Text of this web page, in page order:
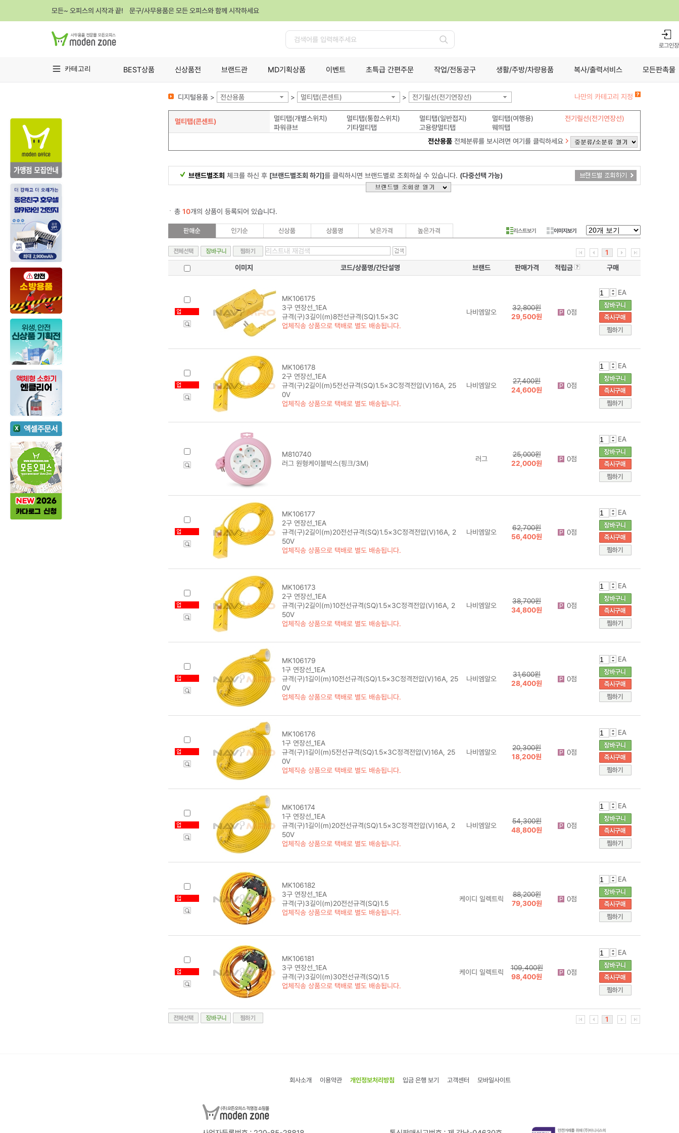
모든~ 오피스의 시작과 끝! 문구/사무용품은 모든 오피스와 함께 시작하세요
검
로그인
카테고리 BEST상품 신상품전 브랜드관 MD기획상품 이벤트 초특급 간편주문 작업/전동공구 생활/주방/차량용품 복사/출력서비스 모든판촉물
디지털용품 > 전산용품 > 멀티탭(콘센트) > 전기릴선(전기연장선) 나만의 카테고리 지정
멀티탭(콘센트) 멀티탭(개별스위치) 멀티탭(통합스위치) 멀티탭(일반접지) 멀티탭(여행용)
전기릴선(전기연장선)
파워큐브
기타멀티탭 고용량멀티탭
웨띄탭
전산용품전체분류를 보시려면 여기를 클릭하세요
브랜드별조회 체크를 하신 후 [브랜드별조회 하기]를 클릭하시면 브랜드별로 조회하실 수 있습니다. (다중선택 가능)
총 10개의 상품이 등록되어 있습니다.
리스트보기 이미지보기
1
이미지
코드/상품명/간단설명 브랜드 판매가격 적립금 구매
MK106175
3구 연장선_1EA
규격(구)3길이(m)8전선규격(SQ)1.5×3C
업체직송 상품으로 택배로 별도 배송됩니다.
나비엠알오
32,800원
29,500원
0점
EA
MK106178
2구 연장선_1EA
규격(구)2길이(m)5전선규격(SQ)1.5×3C정격전압(V)16A, 25
0V
업체직송 상품으로 택배로 별도 배송됩니다.
나비엠알오
27,400원
24,600원
0점
EA
M810740
러그 원형케이블박스(핑크/3M)
러그
25,000원
22,000원
0점
EA
MK106177
2구 연장선_1EA
규격(구)2길이(m)20전선규격(SQ)1.5×3C정격전압(V)16A, 2
50V
업체직송 상품으로 택배로 별도 배송됩니다.
나비엠알오
62,700원
56,400원
0점
EA
MK106173
2구 연장선_1EA
규격(구)2길이(m)10전선규격(SQ)1.5×3C정격전압(V)16A, 2
50V
업체직송 상품으로 택배로 별도 배송됩니다.
나비엠알오
38,700원
34,800원
0점
EA
MK106179
1구 연장선_1EA
규격(구)1길이(m)10전선규격(SQ)1.5×3C정격전압(V)16A, 25
0V
업체직송 상품으로 택배로 별도 배송됩니다.
나비엠알오
31,600원
28,400원
0점
EA
MK106176
1구 연장선_1EA
규격(구)1길이(m)5전선규격(SQ)1.5×3C정격전압(V)16A, 25
0V
업체직송 상품으로 택배로 별도 배송됩니다.
나비엠알오
20,300원
18,200원
0점
EA
MK106174
1구 연장선_1EA
규격(구)1길이(m)20전선규격(SQ)1.5×3C정격전압(V)16A, 2
50V
업체직송 상품으로 택배로 별도 배송됩니다.
나비엠알오
54,300원
48,800원
0점
EA
MK106182
3구 연장선_1EA
규격(구)3길이(m)20전선규격(SQ)1.5
업체직송 상품으로 택배로 별도 배송됩니다.
케이디 일렉트릭
88,200원
79,300원
0점
EA
MK106181
3구 연장선_1EA
규격(구)3길이(m)30전선규격(SQ)1.5
업체직송 상품으로 택배로 별도 배송됩니다.
케이디 일렉트릭
109,400원
98,400원
0점
EA
1
회사소개 이용약관 개인정보처리방침 입금 은행 보기 고객센터 모바일사이트